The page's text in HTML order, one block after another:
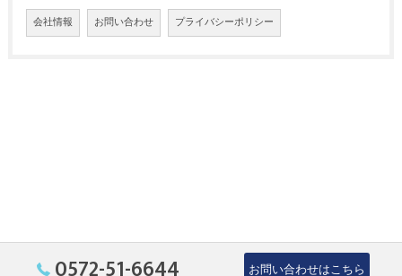
会社情報 お問い合わせ プライバシーポリシー
お問い合わせはこちら